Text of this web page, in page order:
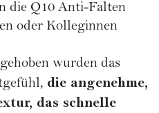
die Q10 Anti-Falten
oder Kolleginnen
wurden das
die angenehme,
das schnelle